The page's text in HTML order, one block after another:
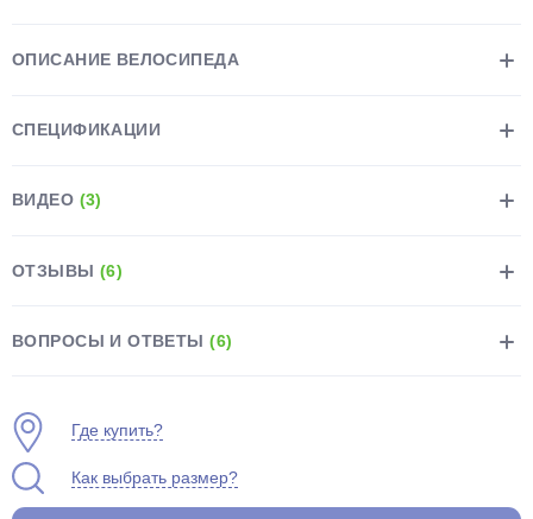
ОПИСАНИЕ ВЕЛОСИПЕДА
СПЕЦИФИКАЦИИ
ВИДЕО (3)
ОТЗЫВЫ (6)
ВОПРОСЫ И ОТВЕТЫ(6)
Где купить?
Как выбрать размер?